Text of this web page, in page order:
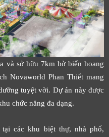
và sở hữu 7km bờ biển hoang
Novaworld Phan Thiết mang
tuyệt vời. Dự án này được
chức năng đa dạng.
các khu biệt thự, nhà phố,